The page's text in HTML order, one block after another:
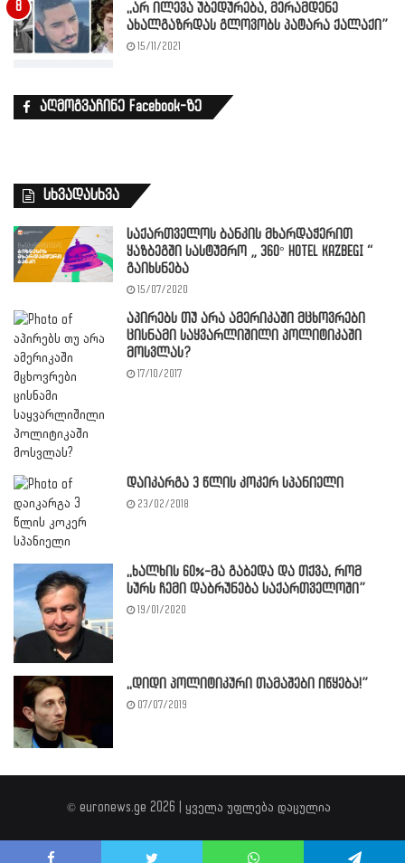
,,არ ილევა უბედურება, მერამდენე
ახალგაზრდას გლოვობს პატარა ქალაქი”
15/11/2021
აღმოგვაჩინე Facebook-ზე
სხვადასხვა
საქართველოს ბანკის მხარდაჭერით
ყაზბეგში სასტუმრო „ 360° HOTEL KAZBEGI “
გაიხსნება
15/07/2020
აპირებს თუ არა ამერიკაში მცხოვრები
ცისნამი საყვარლიშილი პოლიტიკაში
მოსვლას?
17/10/2017
დაიკარგა 3 წლის კოკერ სპანიელი
23/02/2018
,,ხალხის 60%-მა გაბედა და თქვა, რომ
სურს ჩემი დაბრუნება საქართველოში”
19/01/2020
,,დიდი პოლიტიკური თამაშები იწყება!”
07/07/2019
© euronews.ge 2026 | ყველა უფლება დაცულია